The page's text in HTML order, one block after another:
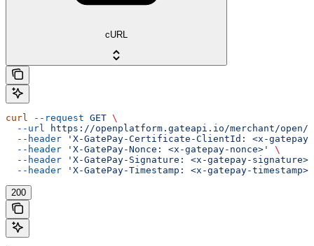
cURL
curl --request GET \
  --url
https://openplatform.gateapi.io/merchant/
  --header
'X-GatePay-Certificate-ClientId: <x-
  --header
'X-GatePay-Nonce: <x-gatepay-nonce>'
\
  --header
'X-GatePay-Signature: <x-gatepay-signature>'
  --header
'X-GatePay-Timestamp: <x-gatepay-timestamp>'
200